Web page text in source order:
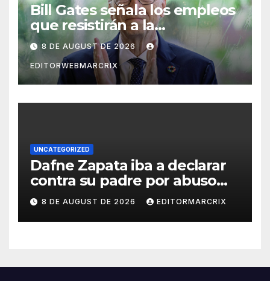
Bill Gates señala los empleos
que resistirán a la
inteligencia artificial
8 DE AUGUST DE 2026
EDITORWEBMARCRIX
UNCATEGORIZED
Dafne Zapata iba a declarar
contra su padre por abuso
sexual
8 DE AUGUST DE 2026 EDITORMARCRIX